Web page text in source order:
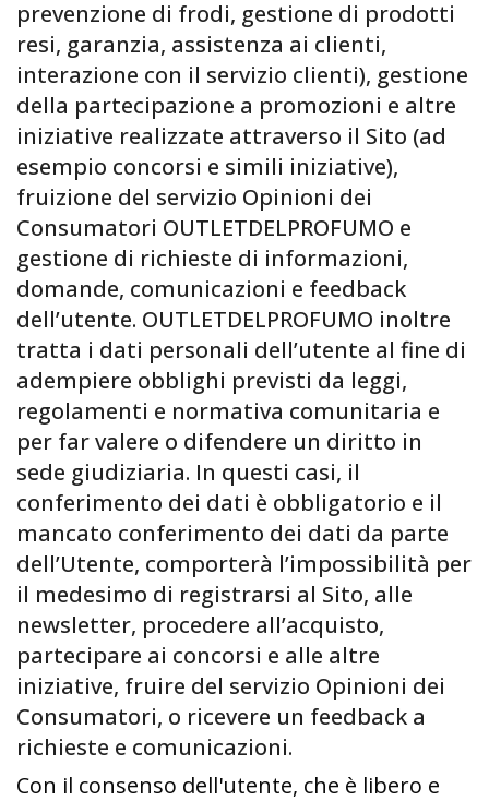
prevenzione di frodi, gestione di prodotti
resi, garanzia, assistenza ai clienti,
interazione con il servizio clienti), gestione
della partecipazione a promozioni e altre
iniziative realizzate attraverso il Sito (ad
esempio concorsi e simili iniziative),
fruizione del servizio Opinioni dei
Consumatori OUTLETDELPROFUMO e
gestione di richieste di informazioni,
domande, comunicazioni e feedback
dell’utente. OUTLETDELPROFUMO inoltre
tratta i dati personali dell’utente al fine di
adempiere obblighi previsti da leggi,
regolamenti e normativa comunitaria e
per far valere o difendere un diritto in
sede giudiziaria. In questi casi, il
conferimento dei dati è obbligatorio e il
mancato conferimento dei dati da parte
dell’Utente, comporterà l’impossibilità per
il medesimo di registrarsi al Sito, alle
newsletter, procedere all’acquisto,
partecipare ai concorsi e alle altre
iniziative, fruire del servizio Opinioni dei
Consumatori, o ricevere un feedback a
richieste e comunicazioni.
Con il consenso dell'utente, che è libero e